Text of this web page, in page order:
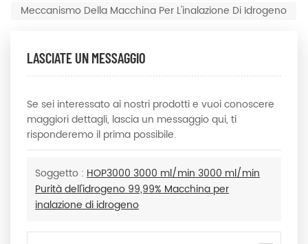
Meccanismo Della Macchina Per L'inalazione Di Idrogeno
LASCIATE UN MESSAGGIO
Se sei interessato ai nostri prodotti e vuoi conoscere
maggiori dettagli, lascia un messaggio qui, ti
risponderemo il prima possibile.
Soggetto : HOP3000 3000 ml/min 3000 ml/min
Purità dell'idrogeno 99,99% Macchina per
inalazione di idrogeno